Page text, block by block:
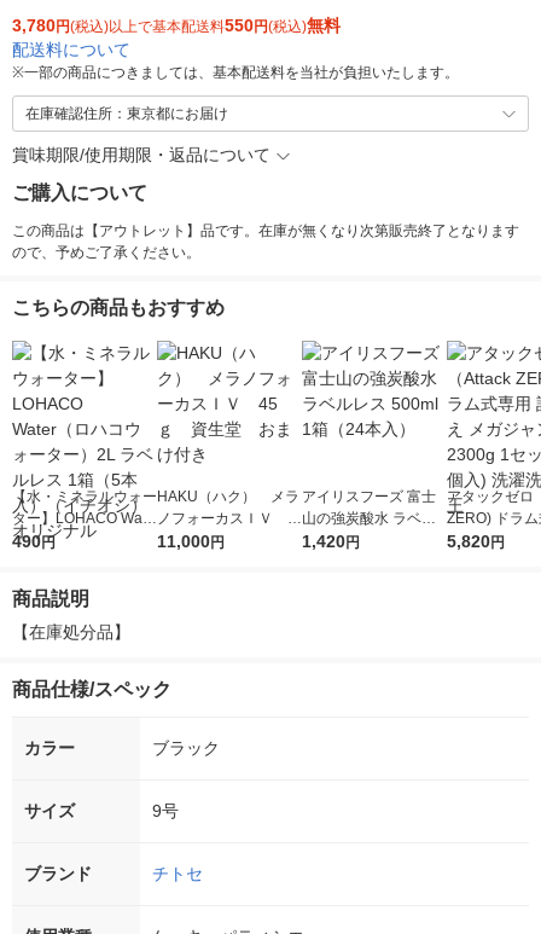
3,780円(税込)以上で基本配送料550円(税込)無料
配送料について
※一部の商品につきましては、基本配送料を当社が負担いたします。
在庫確認住所：東京都にお届け
賞味期限/使用期限・返品について
ご購入について
この商品は【アウトレット】品です。在庫が無くなり次第販売終了となります
ので、予めご了承ください。
こちらの商品もおすすめ
【水・ミネラルウォー
ター】LOHACO Wate
r（ロハコウォータ
シ） オリジナル
490円
HAKU（ハク） メラ
ノフォーカスＩＶ 4
5ｇ 資生堂 おまけ
11,000円
アイリスフーズ 富士
山の強炭酸水 ラベル
レス 500ml 1箱（24
1,420円
アタックゼロ
ZERO) ドラ
詰め替え メガ
5,820円
商品説明
【在庫処分品】
商品仕様/スペック
カラー ブラック
サイズ 9号
ブランド チトセ